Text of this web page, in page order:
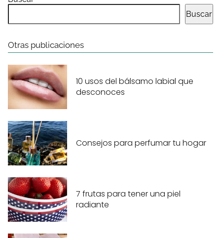
Buscar
Otras publicaciones
10 usos del bálsamo labial que
desconoces
Consejos para perfumar tu hogar
7 frutas para tener una piel
radiante